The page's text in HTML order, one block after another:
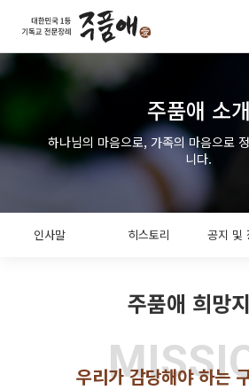
주품애 소개
하나님의 마음으로, 가족의 마음으로
니다.
인사말 히스토리 공지 및
주품애 희망
우리가 감당해야 하는